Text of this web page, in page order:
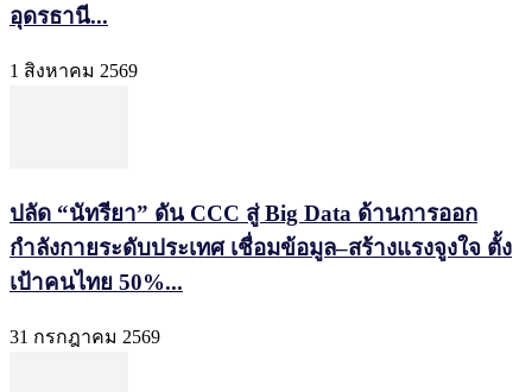
อุดรธานี...
1 สิงหาคม 2569
ปลัด “นัทรียา” ดัน CCC สู่ Big Data ด้านการออก
กำลังกายระดับประเทศ เชื่อมข้อมูล–สร้างแรงจูงใจ ตั้ง
เป้าคนไทย 50%...
31 กรกฎาคม 2569